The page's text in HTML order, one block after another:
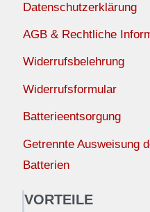
Datenschutzerklärung
AGB & Rechtliche
Widerrufsbelehrung
Widerrufsformular
Batterieentsorgung
Getrennte Ausweisung
Batterien
VORTEILE